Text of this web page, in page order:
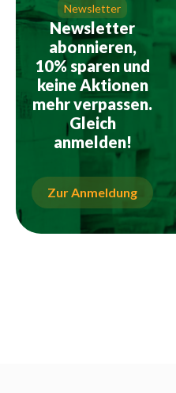
Newsletter
Newsletter
abonnieren,
10% sparen und
keine Aktionen
mehr verpassen.
Gleich
anmelden!
Zur Anmeldung